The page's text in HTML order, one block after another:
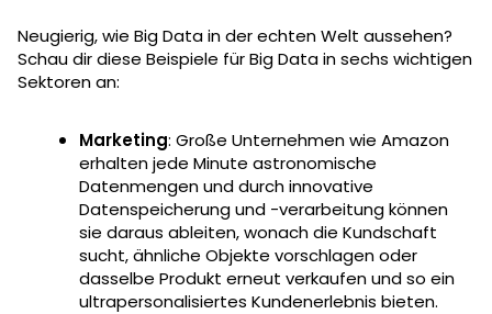
Neugierig, wie Big Data in der echten Welt aussehen?
Schau dir diese Beispiele für Big Data in sechs wichtigen
Sektoren an:
Marketing: Große Unternehmen wie Amazon
erhalten jede Minute astronomische
Datenmengen und durch innovative
Datenspeicherung und -verarbeitung können
sie daraus ableiten, wonach die Kundschaft
sucht, ähnliche Objekte vorschlagen oder
dasselbe Produkt erneut verkaufen und so ein
ultrapersonalisiertes Kundenerlebnis bieten.